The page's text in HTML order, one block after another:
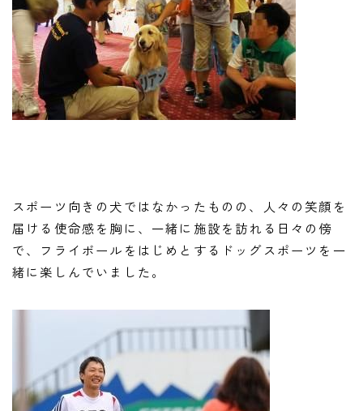
スポーツ向きの犬ではなかったものの、人々の笑顔を
届ける使命感を胸に、一緒に施設を訪れる日々の傍
で、フライボールをはじめとするドッグスポーツを一
緒に楽しんでいました。